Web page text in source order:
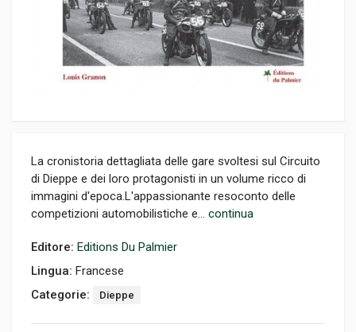
La cronistoria dettagliata delle gare svoltesi sul Circuito
di Dieppe e dei loro protagonisti in un volume ricco di
immagini d'epoca.L'appassionante resoconto delle
competizioni automobilistiche e... continua
Editore: Editions Du Palmier
Lingua: Francese
Categorie:
Dieppe